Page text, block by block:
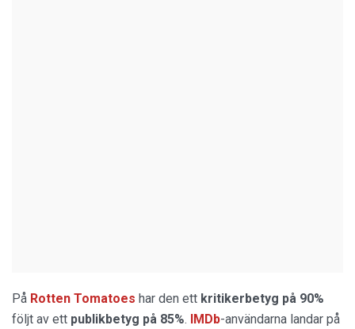
På Rotten Tomatoes har den ett kritikerbetyg på 90%
följt av ett publikbetyg på 85%. IMDb-användarna landar på